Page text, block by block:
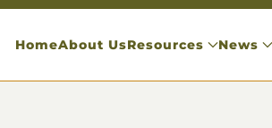
HomeAbout UsResources News